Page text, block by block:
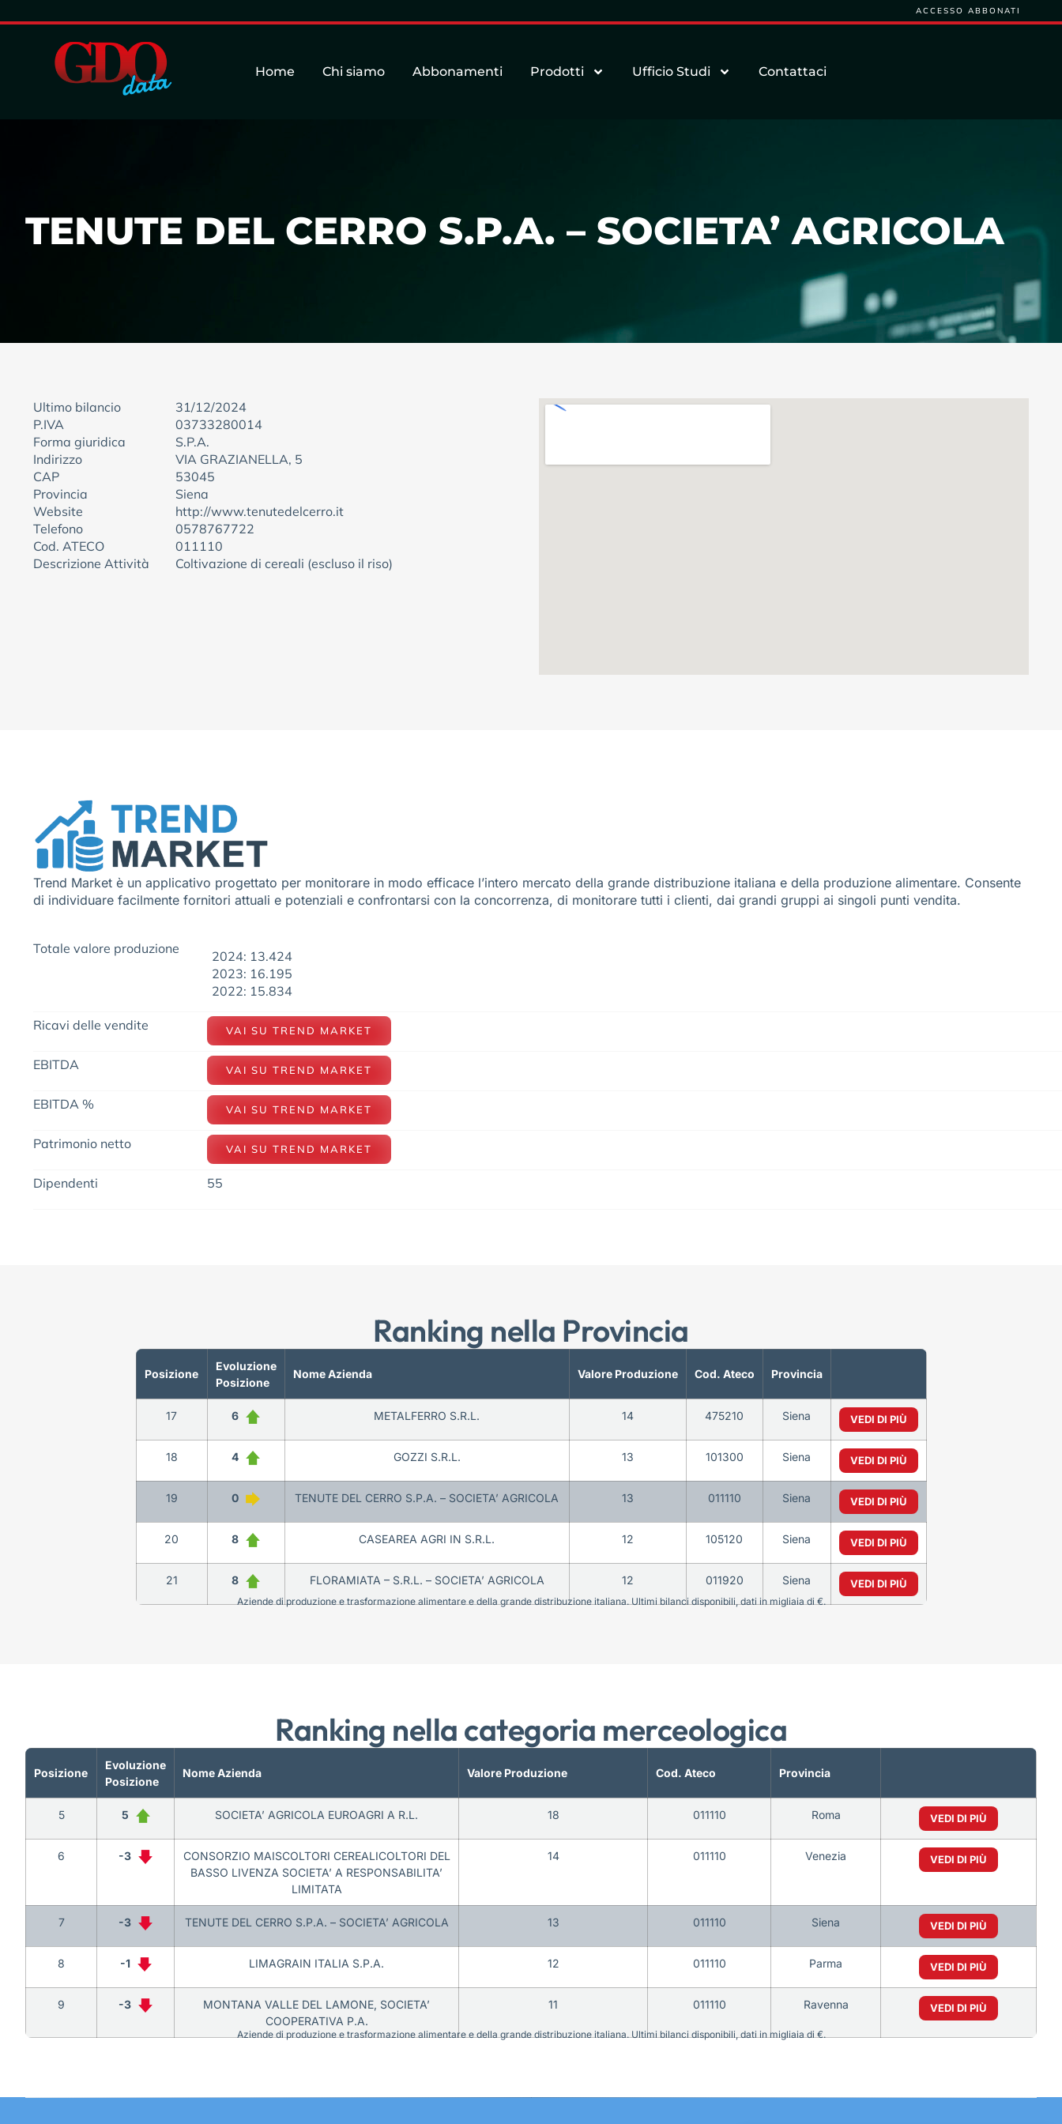
ACCESSO ABBONATI
Home Chi siamo Abbonamenti Prodotti Ufficio Studi Contattaci
TENUTE DEL CERRO S.P.A. – SOCIETA’ AGRICOLA
Ultimo bilancio
31/12/2024
P.IVA
03733280014
Forma giuridica
S.P.A.
Indirizzo
VIA GRAZIANELLA, 5
CAP
53045
Provincia
Siena
Website
http://www.tenutedelcerro.it
Telefono
0578767722
Cod. ATECO
011110
Descrizione Attività
Coltivazione di cereali (escluso il riso)
Trend Market è un applicativo progettato per monitorare in modo efficace l’intero mercato della grande distribuzione italiana e della produzione alimentare. Consente
di individuare facilmente fornitori attuali e potenziali e confrontarsi con la concorrenza, di monitorare tutti i clienti, dai grandi gruppi ai singoli punti vendita.
Totale valore produzione
2024: 13.424
2023: 16.195
2022: 15.834
Ricavi delle vendite VAI SU TREND MARKET
EBITDA VAI SU TREND MARKET
EBITDA % VAI SU TREND MARKET
Patrimonio netto VAI SU TREND MARKET
Dipendenti 55
Ranking nella Provincia
Posizione
Evoluzione
Posizione
Nome Azienda Valore Produzione Cod. Ateco Provincia
17 6 METALFERRO S.R.L. 14 475210 Siena VEDI DI PIÙ
18 4 GOZZI S.R.L. 13 101300 Siena VEDI DI PIÙ
19 0 TENUTE DEL CERRO S.P.A. – SOCIETA’ AGRICOLA 13 011110 Siena VEDI DI PIÙ
20 8 CASEAREA AGRI IN S.R.L. 12 105120 Siena VEDI DI PIÙ
21 8 FLORAMIATA – S.R.L. – SOCIETA’ AGRICOLA 12 011920 Siena VEDI DI PIÙ
Aziende di produzione e trasformazione alimentare e della grande distribuzione italiana. Ultimi bilanci disponibili, dati in migliaia di €.
Ranking nella categoria merceologica
Posizione
Evoluzione
Posizione
Nome Azienda Valore Produzione Cod. Ateco Provincia
5 5 SOCIETA’ AGRICOLA EUROAGRI A R.L. 18 011110 Roma VEDI DI PIÙ
6 -3
CONSORZIO MAISCOLTORI CEREALICOLTORI DEL
BASSO LIVENZA SOCIETA’ A RESPONSABILITA’
LIMITATA
14 011110 Venezia VEDI DI PIÙ
7 -3 TENUTE DEL CERRO S.P.A. – SOCIETA’ AGRICOLA 13 011110 Siena VEDI DI PIÙ
8 -1 LIMAGRAIN ITALIA S.P.A. 12 011110 Parma VEDI DI PIÙ
9 -3
MONTANA VALLE DEL LAMONE, SOCIETA’
COOPERATIVA P.A.
11 011110 Ravenna VEDI DI PIÙ
Aziende di produzione e trasformazione alimentare e della grande distribuzione italiana. Ultimi bilanci disponibili, dati in migliaia di €.